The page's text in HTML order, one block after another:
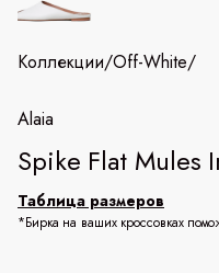
Коллекции/Off-White/
Alaia
Spike Flat Mules
Таблица размеров
*Бирка на ваших кроссовках